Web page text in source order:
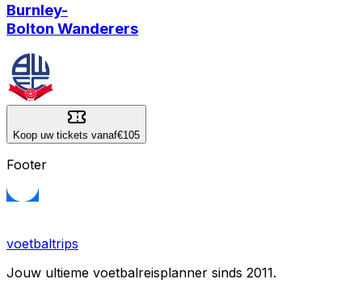
Burnley-
Bolton Wanderers
Koop uw tickets vanaf€105
Footer
voetbaltrips
Jouw ultieme voetbalreisplanner sinds 2011.